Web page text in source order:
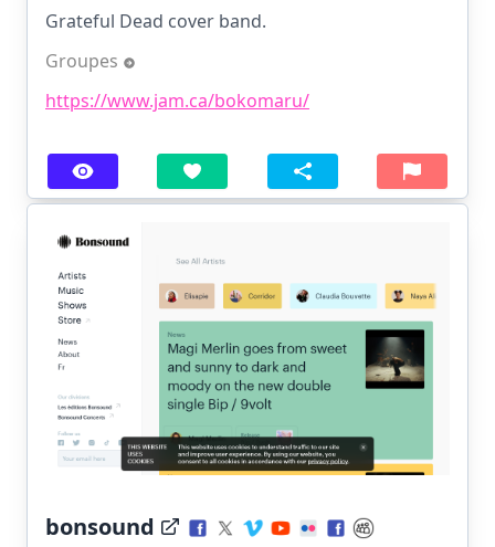
Grateful Dead cover band.
Groupes
https://www.jam.ca/bokomaru/
bonsound